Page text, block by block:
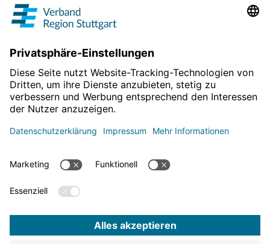
Für mehr News
hier entlang!
Sport und Kultur
Projekte & Programme
Informationen & Downloads
Geoinformation
Datenschutz
Barrierefreiheitserklärung